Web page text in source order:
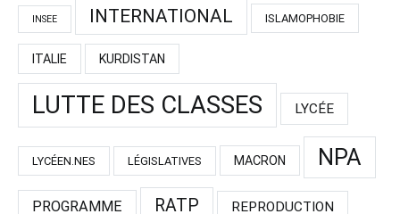
INSEE INTERNATIONAL ISLAMOPHOBIE
ITALIE KURDISTAN
LUTTE DES CLASSES LYCÉE
LYCÉEN.NES LÉGISLATIVES MACRON NPA
PROGRAMME RATP REPRODUCTION